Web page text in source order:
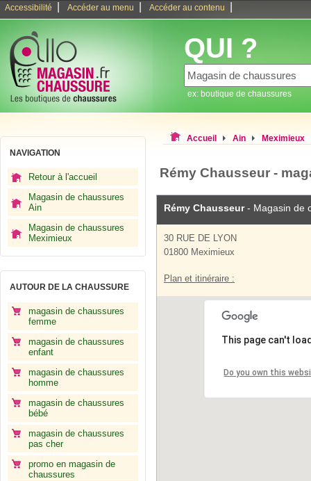
Accessibilité Accéder au menu Accéder au contenu
QUI ?
ex: boutique de chaussures
NAVIGATION
Retour à l'accueil
Magasin de chaussures
Ain
Magasin de chaussures
Meximieux
AUTOUR DE LA CHAUSSURE
magasin de chaussures
femme
magasin de chaussures
enfant
magasin de chaussures
homme
magasin de chaussures
bébé
magasin de chaussures
pas cher
promo en magasin de
chaussures
Accueil Ain Meximieux
Rémy Chausseur -
Rémy Chausseur- Magasin de
30 RUE DE LYON
01800 Meximieux
Plan et itinéraire :
This page can't
Do you own this